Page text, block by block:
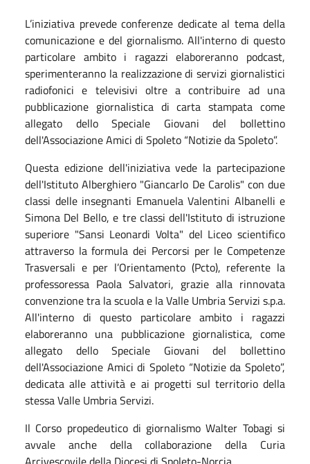
L’iniziativa prevede conferenze dedicate al tema della
comunicazione e del giornalismo. All'interno di questo
particolare ambito i ragazzi elaboreranno podcast,
sperimenteranno la realizzazione di servizi giornalistici
radiofonici e televisivi oltre a contribuire ad una
pubblicazione giornalistica di carta stampata come
allegato dello Speciale Giovani del bollettino
dell'Associazione Amici di Spoleto “Notizie da Spoleto”.
Questa edizione dell'iniziativa vede la partecipazione
dell'Istituto Alberghiero "Giancarlo De Carolis" con due
classi delle insegnanti Emanuela Valentini Albanelli e
Simona Del Bello, e tre classi dell'Istituto di istruzione
superiore "Sansi Leonardi Volta" del Liceo scientifico
attraverso la formula dei Percorsi per le Competenze
Trasversali e per l’Orientamento (Pcto), referente la
professoressa Paola Salvatori, grazie alla rinnovata
convenzione tra la scuola e la Valle Umbria Servizi s.p.a.
All'interno di questo particolare ambito i ragazzi
elaboreranno una pubblicazione giornalistica, come
allegato dello Speciale Giovani del bollettino
dell'Associazione Amici di Spoleto “Notizie da Spoleto”,
dedicata alle attività e ai progetti sul territorio della
stessa Valle Umbria Servizi.
Il Corso propedeutico di giornalismo Walter Tobagi si
avvale anche della collaborazione della Curia